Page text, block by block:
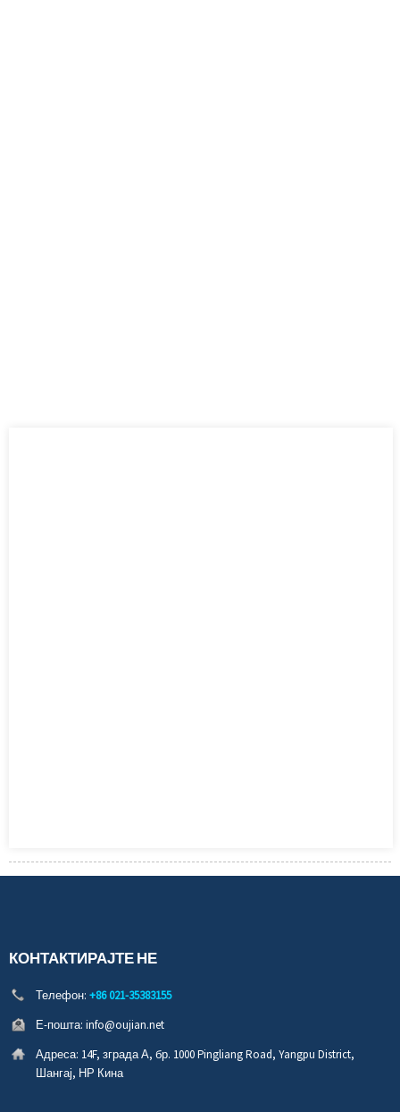
КОНТАКТИРАЈТЕ НЕ
Телефон: +86 021-35383155
Е-пошта: info@oujian.net
Адреса: 14F, зграда А, бр. 1000 Pingliang Road, Yangpu District,
Шангај, НР Кина